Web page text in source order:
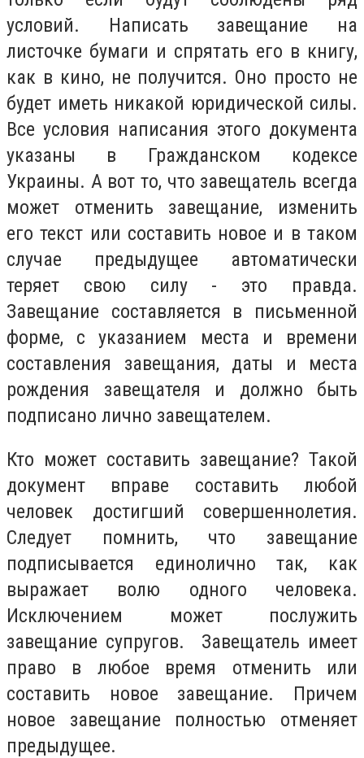
условий. Написать завещание на
листочке бумаги и спрятать его в книгу,
как в кино, не получится. Оно просто не
будет иметь никакой юридической силы.
Все условия написания этого документа
указаны в Гражданском кодексе
Украины. А вот то, что завещатель всегда
может отменить завещание, изменить
его текст или составить новое и в таком
случае предыдущее автоматически
теряет свою силу - это правда.
Завещание составляется в письменной
форме, с указанием места и времени
составления завещания, даты и места
рождения завещателя и должно быть
подписано лично завещателем.
Кто может составить завещание? Такой
документ вправе составить любой
человек достигший совершеннолетия.
Следует помнить, что завещание
подписывается единолично так, как
выражает волю одного человека.
Исключением может послужить
завещание супругов. Завещатель имеет
право в любое время отменить или
составить новое завещание. Причем
новое завещание полностью отменяет
предыдущее.